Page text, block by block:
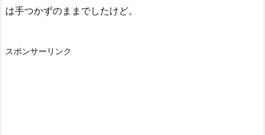
は手つかずのままでしたけど。
スポンサーリンク